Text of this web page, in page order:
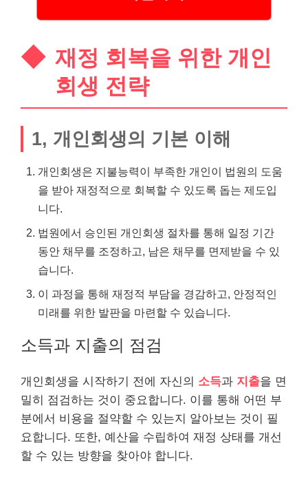
재정 회복을 위한 개인
회생 전략
1, 개인회생의 기본 이해
개인회생은 지불능력이 부족한 개인이 법원의 도움
을 받아 재정적으로 회복할 수 있도록 돕는 제도입
니다.
법원에서 승인된 개인회생 절차를 통해 일정 기간
동안 채무를 조정하고, 남은 채무를 면제받을 수 있
습니다.
이 과정을 통해 재정적 부담을 경감하고, 안정적인
미래를 위한 발판을 마련할 수 있습니다.
소득과 지출의 점검
개인회생을 시작하기 전에 자신의 소득과 지출을 면
밀히 점검하는 것이 중요합니다. 이를 통해 어떤 부
분에서 비용을 절약할 수 있는지 알아보는 것이 필
요합니다. 또한, 예산을 수립하여 재정 상태를 개선
할 수 있는 방향을 찾아야 합니다.